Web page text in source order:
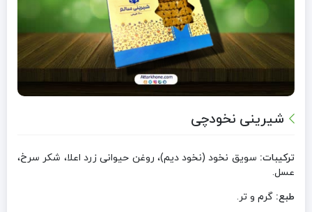
شیرینی نخودچی
ترکیبات: سویق نخود (نخود دیم)، روغن حیوانی زرد اعلا، شکر سرخ،
عسل.
طبع: گرم و تر.